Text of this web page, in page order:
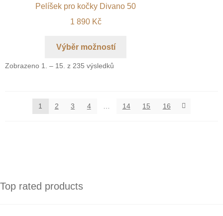
Pelíšek pro kočky Divano 50
1 890 Kč
Výběr možností
Zobrazeno 1. – 15. z 235 výsledků
1 2 3 4 14 15 16
Top rated products